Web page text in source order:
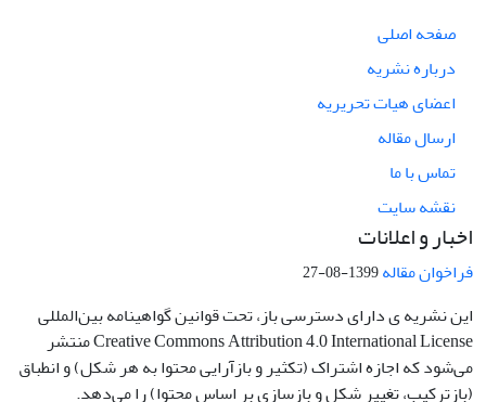
صفحه اصلی
درباره نشریه
اعضای هیات تحریریه
ارسال مقاله
تماس با ما
نقشه سایت
اخبار و اعلانات
فراخوان مقاله1399-08-27
این نشریه ی دارای دسترسی باز، تحت قوانین گواهینامه بین‌المللی
Creative Commons Attribution 4.0 International License منتشر
می‌شود که اجازه اشتراک (تکثیر و بازآرایی محتوا به هر شکل) و انطباق
(بازترکیب، تغییر شکل و بازسازی بر اساس محتوا) را می‌دهد.